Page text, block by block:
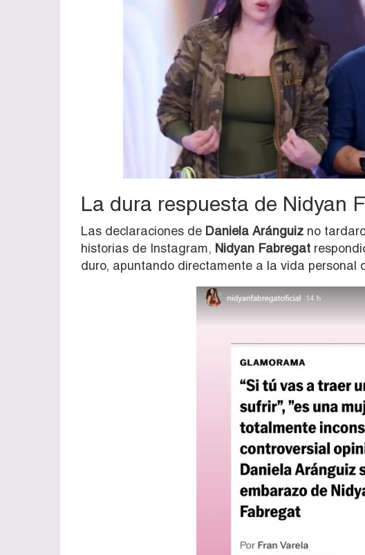
La dura respuesta de Nidyan
Las declaraciones de Daniela Aránguiz no
historias de Instagram, Nidyan Fabregat
duro, apuntando directamente a la vida personal